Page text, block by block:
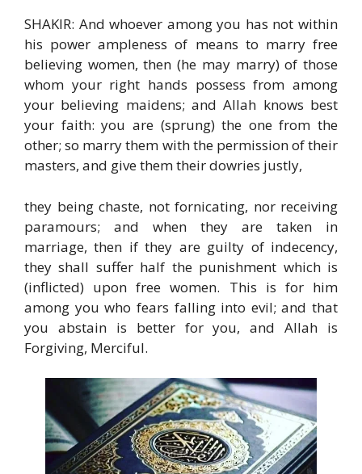
SHAKIR: And whoever among you has not within
his power ampleness of means to marry free
believing women, then (he may marry) of those
whom your right hands possess from among
your believing maidens; and Allah knows best
your faith: you are (sprung) the one from the
other; so marry them with the permission of their
masters, and give them their dowries justly,
they being chaste, not fornicating, nor receiving
paramours; and when they are taken in
marriage, then if they are guilty of indecency,
they shall suffer half the punishment which is
(inflicted) upon free women. This is for him
among you who fears falling into evil; and that
you abstain is better for you, and Allah is
Forgiving, Merciful.